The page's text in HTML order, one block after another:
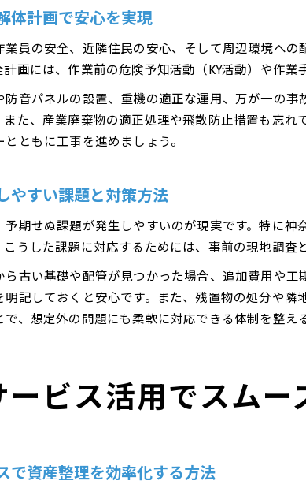
解体費
費用ト
体計画で安心を実現
業員の安全、近隣住民の安心、そして周辺環境へ
画には、作業前の危険予知活動（KY活動）や作
音パネルの設置、重機の適正な運用、万が一の
また、産業廃棄物の適正処理や飛散防止措置も忘
ともに工事を進めましょう。
やすい課題と対策方法
期せぬ課題が発生しやすいのが現実です。特に
うした課題に対応するためには、事前の現地調査
ら古い基礎や配管が見つかった場合、追加費用や
明記しておくと安心です。また、残置物の処分や
、想定外の問題にも柔軟に対応できる体制を整え
ビス活用でスムー
で資産整理を効率化する方法